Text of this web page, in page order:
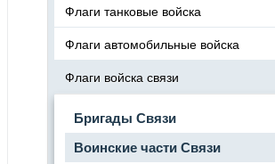
Флаги танковые войска
Флаги автомобильные войска
Флаги войска связи
Бригады Связи
Воинские части Связи